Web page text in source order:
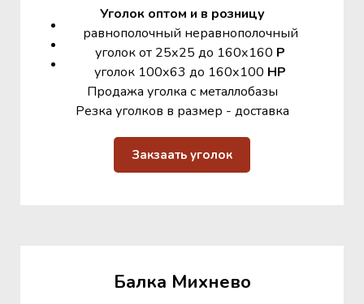
Уголок оптом и в розницу
равнополочный неравнополочный
уголок от 25х25 до 160х160 Р
уголок 100х63 до 160х100 НР
Продажа уголка с металлобазы
Резка уголков в размер - доставка
Закзаать уголок
Балка Михнево